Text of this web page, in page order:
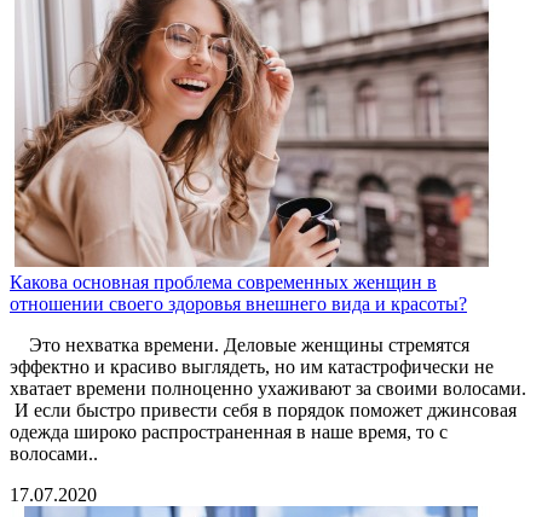
Какова основная проблема современных женщин в
отношении своего здоровья внешнего вида и красоты?
Это нехватка времени. Деловые женщины стремятся
эффектно и красиво выглядеть, но им катастрофически не
хватает времени полноценно ухаживают за своими волосами.
И если быстро привести себя в порядок поможет джинсовая
одежда широко распространенная в наше время, то с
волосами..
17.07.2020